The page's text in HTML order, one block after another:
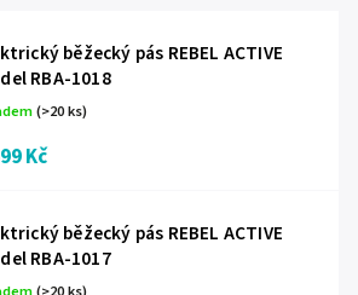
běžecký pás REBEL ACTIVE
RBA-1018
(>20 ks)
Kč
běžecký pás REBEL ACTIVE
RBA-1017